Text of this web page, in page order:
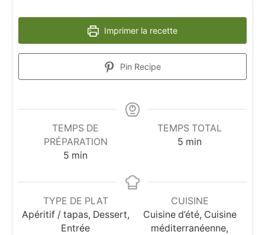
Imprimer la recette
Pin Recipe
TEMPS DE
PRÉPARATION
5 minutes
min
TEMPS TOTAL
5 minutes
min
TYPE DE PLAT
Apéritif / tapas, Dessert,
Entrée
CUISINE
Cuisine d’été, Cuisine
méditerranéenne,